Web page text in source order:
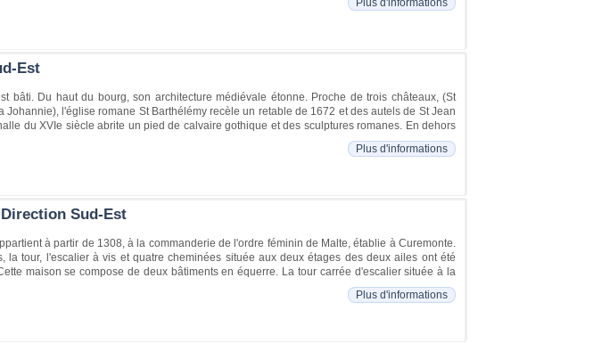
Est
bâti. Du haut du bourg, son architecture médiévale étonne. Proche de trois châteaux, (St
l'église romane St Barthélémy recèle un retable de 1672 et des autels de St Jean
du XVIe siècle abrite un pied de calvaire gothique et des sculptures romanes. En dehors
Plus d'informations
Sud-Est
à partir de 1308, à la commanderie de l'ordre féminin de Malte, établie à Curemonte.
tour, l'escalier à vis et quatre cheminées située aux deux étages des deux ailes ont été
maison se compose de deux bâtiments en équerre. La tour carrée d'escalier située à la
Plus d'informations